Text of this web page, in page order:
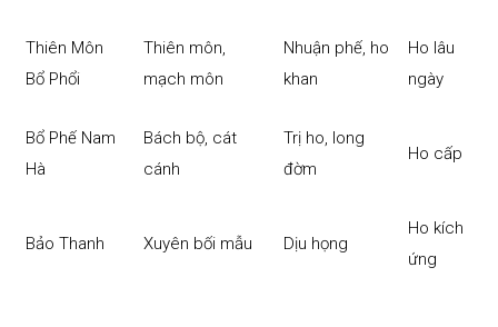
Thiên Môn
Bổ Phổi
Thiên môn,
mạch môn
Nhuận phế, ho
khan
Ho lâu
ngày
Bổ Phế Nam
Hà
Bách bộ, cát
cánh
Trị ho, long
đờm
Ho cấp
Bảo Thanh Xuyên bối mẫu Dịu họng
Ho kích
ứng